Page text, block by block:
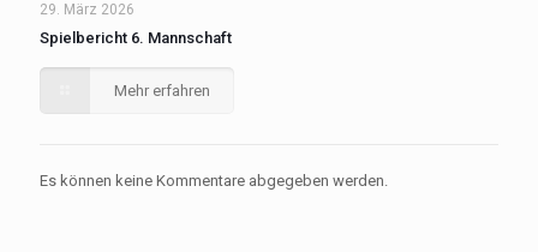
29. März 2026
Spielbericht 6. Mannschaft
Mehr erfahren
Es können keine Kommentare abgegeben werden.